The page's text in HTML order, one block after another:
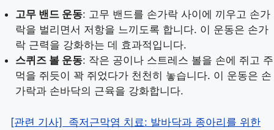
고무 밴드 운동: 고무 밴드를 손가락 사이에 끼우고 손가
락을 벌리면서 저항을 느끼도록 합니다. 이 운동은 손가
락 근력을 강화하는 데 효과적입니다.
스퀴즈 볼 운동: 작은 공이나 스트레스 볼을 손에 쥐고 주
먹을 쥐듯이 꽉 쥐었다가 천천히 놓습니다. 이 운동은 손
가락과 손바닥의 근육을 강화합니다.
[관련 기사] 족저근막염 치료: 발바닥과 종아리를 위한